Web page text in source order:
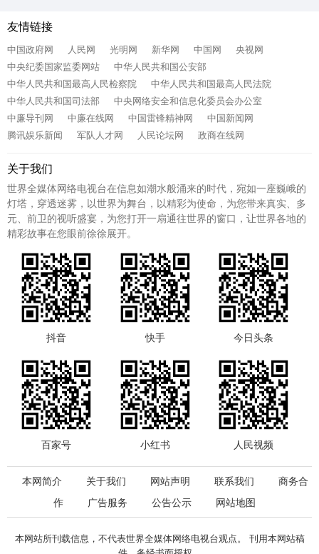
友情链接
中国政府网 人民网 光明网 新华网 中国网
央视网
中央纪委国家监委网站
中华人民共和国公安部
中华人民共和国最高人民检察院
中华人民共和国最高人民法院
中华人民共和国司法部
中央网络安全和信息化委员会办公室
中廉导刊网
中廉在线网 中国雷锋精神网
中国新闻网
腾讯娱乐新闻
军队人才网 人民论坛网 政商在线网
关于我们
世界全媒体网络电视台在信息如潮水般涌来的时代，宛如一座巍峨的
灯塔，穿透迷雾，以世界为舞台，以精彩为使命，为您带来真实、多
元、前卫的视听盛宴，为您打开一扇通往世界的窗口，让世界各地的
精彩故事在您眼前徐徐展开。
抖音 快手 今日头条
百家号 小红书 人民视频
本网简介 关于我们 网站声明 联系我们
商务合
作
广告服务 公告公示 网站地图
本网站所刊载信息，不代表世界全媒体网络电视台观点。 刊用本网站稿